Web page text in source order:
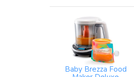
Bambini, Fino a 10
Pasti Preparati
Contemporaneamente
, Grigio
Baby Brezza Food